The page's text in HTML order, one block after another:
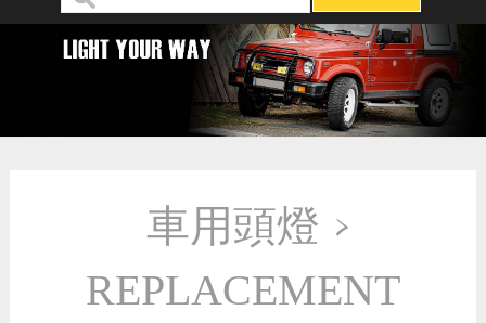
車用頭燈 >
REPLACEMENT